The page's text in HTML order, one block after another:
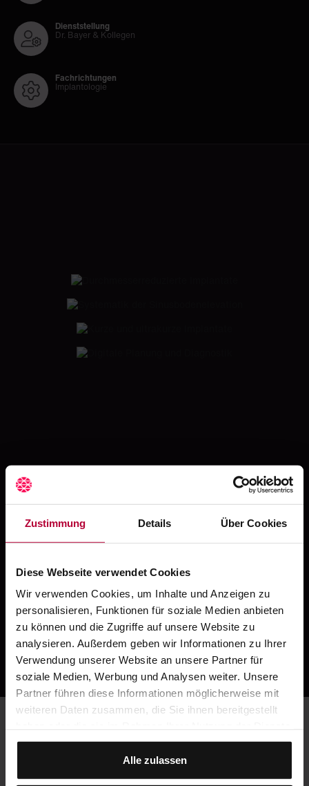
Zustimmung Details Über Cookies
Diese Webseite verwendet Cookies
Wir verwenden Cookies, um Inhalte und Anzeigen zu
personalisieren, Funktionen für soziale Medien anbieten
zu können und die Zugriffe auf unsere Website zu
analysieren. Außerdem geben wir Informationen zu Ihrer
Verwendung unserer Website an unsere Partner für
soziale Medien, Werbung und Analysen weiter. Unsere
Partner führen diese Informationen möglicherweise mit
weiteren Daten zusammen, die Sie ihnen bereitgestellt
gesammelt haben.
Alle zulassen
Dienststellung
Dr. Bayer & Kollegen
Fachrichtungen
Implantologie
Fortbildungen auf CROCODILE
Hier finden Sie die passende Fortbildung
Mehr zum Thema...
Bildgebung
Dentales
Volumentomogramm
Implantologie
Schlafmedizin
Schnarchen (Ronchopathie)
Schlafapnoe
...finden Sie so nur hier!